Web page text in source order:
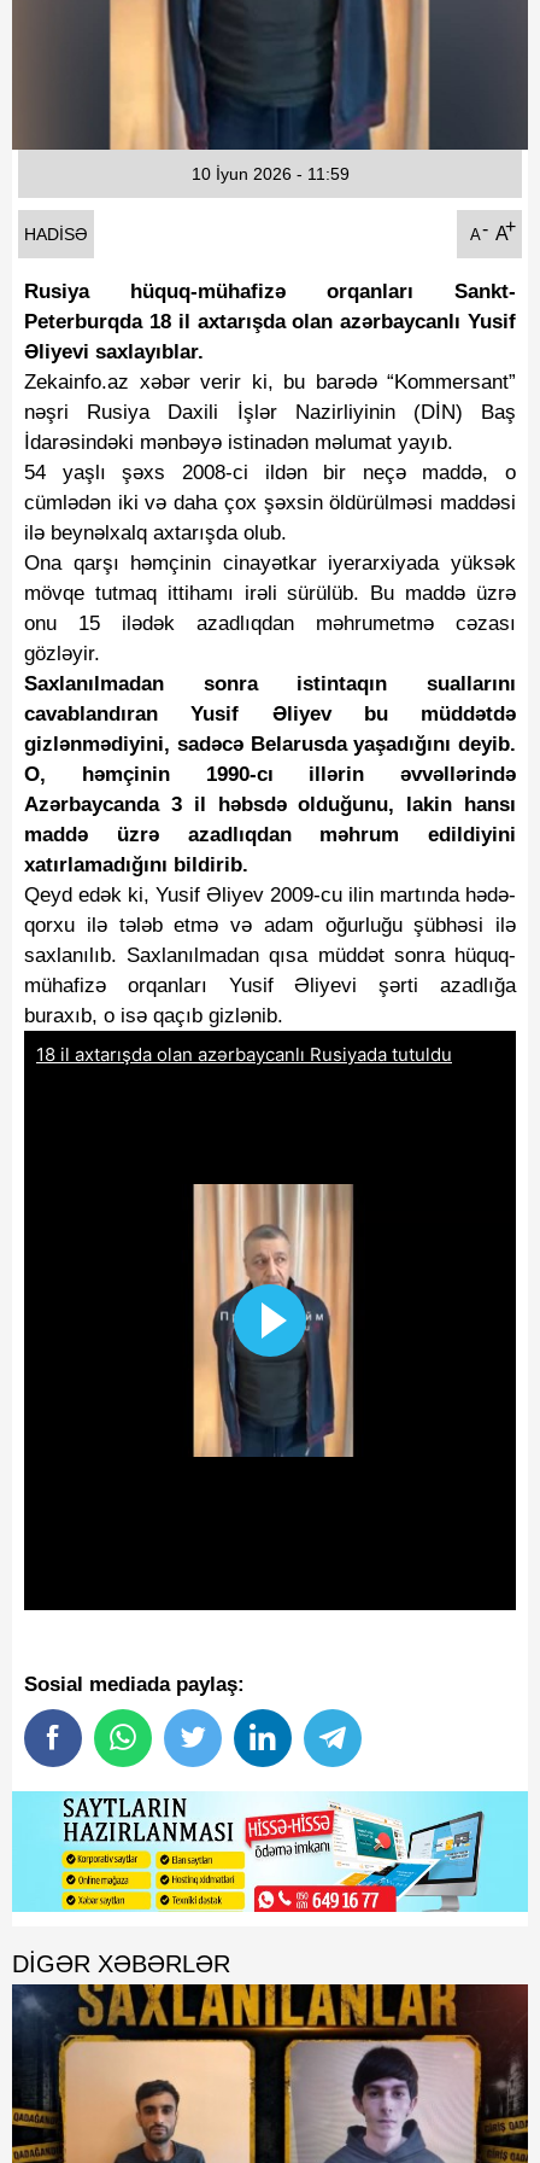
HADISƏ A- A+
10 İyun 2026 - 11:59
Rusiya hüquq-mühafizə orqanları Sankt-
Peterburqda 18 il axtarışda olan azərbaycanlı Yusif
Əliyevi saxlayıblar.
Zekainfo.az xəbər verir ki, bu barədə “Kommersant”
nəşri Rusiya Daxili İşlər Nazirliyinin (DİN) Baş
İdarəsindəki mənbəyə istinadən məlumat yayıb.
54 yaşlı şəxs 2008-ci ildən bir neçə maddə, o
cümlədən iki və daha çox şəxsin öldürülməsi maddəsi
ilə beynəlxalq axtarışda olub.
Ona qarşı həmçinin cinayətkar iyerarxiyada yüksək
mövqe tutmaq ittihamı irəli sürülüb. Bu maddə üzrə
onu 15 ilədək azadlıqdan məhrumetmə cəzası
gözləyir.
Saxlanılmadan sonra istintaqın suallarını
cavablandıran Yusif Əliyev bu müddətdə
gizlənmədiyini, sadəcə Belarusda yaşadığını deyib.
O, həmçinin 1990-cı illərin əvvəllərində
Azərbaycanda 3 il həbsdə olduğunu, lakin hansı
maddə üzrə azadlıqdan məhrum edildiyini
xatırlamadığını bildirib.
Qeyd edək ki, Yusif Əliyev 2009-cu ilin martında hədə-
qorxu ilə tələb etmə və adam oğurluğu şübhəsi ilə
saxlanılıb. Saxlanılmadan qısa müddət sonra hüquq-
mühafizə orqanları Yusif Əliyevi şərti azadlığa
buraxıb, o isə qaçıb gizlənib.
Sosial mediada paylaş:
DIGƏR XƏBƏRLƏR